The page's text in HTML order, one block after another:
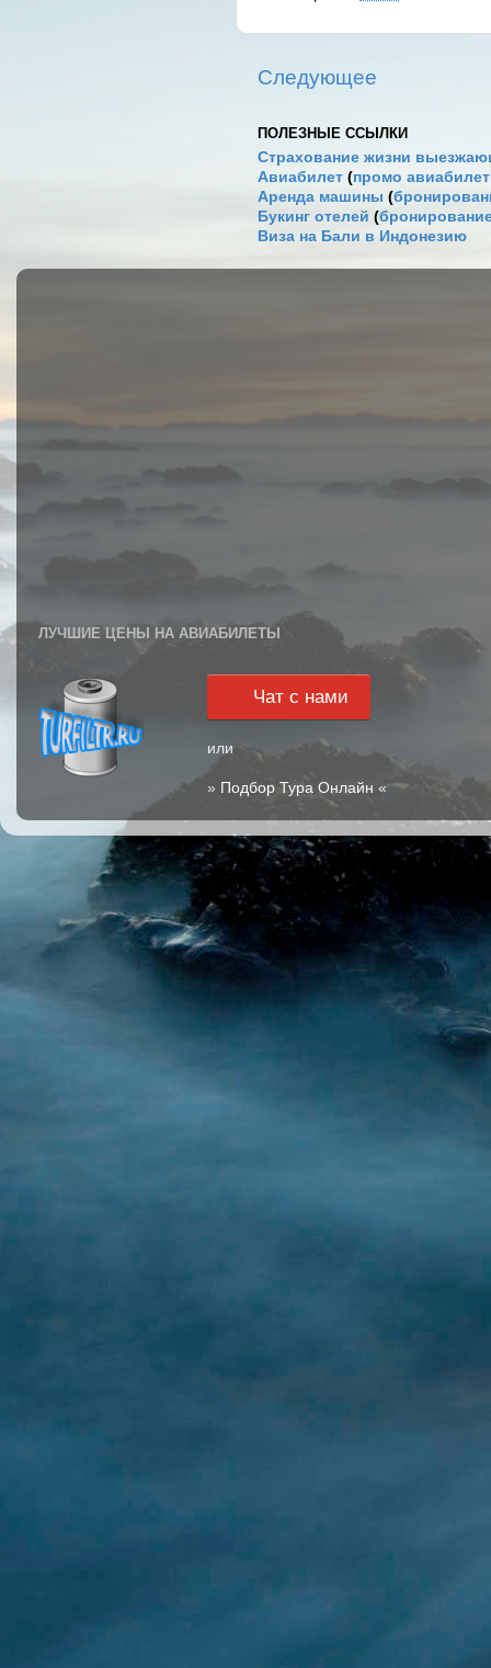
Следующее
ПОЛЕЗНЫЕ ССЫЛКИ
Страхование жизни
Авиабилет (промо
Аренда машины (
Букинг отелей (
Виза на Бали в Индонезию
ЛУЧШИЕ ЦЕНЫ НА АВИАБИЛЕТЫ
Чат с нами
или
» Подбор Тура Онлайн «